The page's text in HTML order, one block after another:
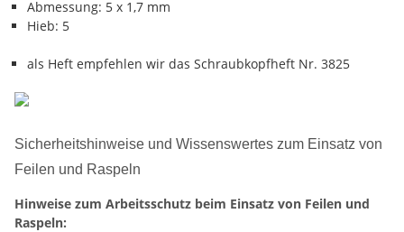
Abmessung: 5 x 1,7 mm
Hieb: 5
als Heft empfehlen wir das Schraubkopfheft Nr. 3825
Sicherheitshinweise und Wissenswertes zum Einsatz von
Feilen und Raspeln
Hinweise zum Arbeitsschutz beim Einsatz von Feilen und
Raspeln: